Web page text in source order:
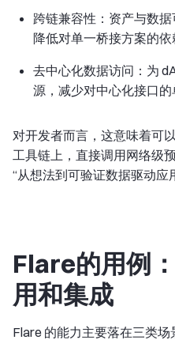
跨链兼容性：资产与数
降低对单一桥接方案的依
去中心化数据访问：为
源，减少对中心化接口的
对开发者而言，这意味着可
工具链上，直接调用网络级
“从想法到可验证数据驱动应
Flare的用例
用和集成
Flare 的能力主要落在三类场